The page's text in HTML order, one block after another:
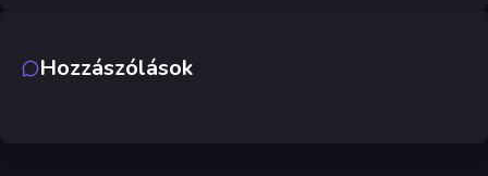
Hozzászólások